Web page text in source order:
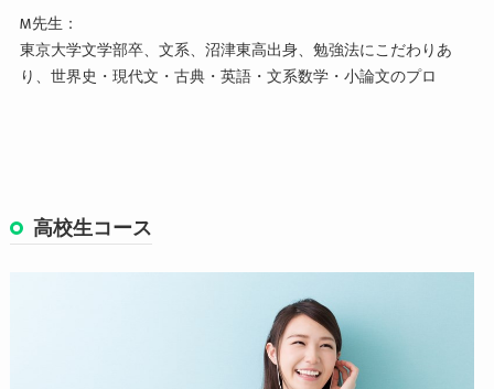
M先生：
東京大学文学部卒、文系、沼津東高出身、勉強法にこだわりあ
り、世界史・現代文・古典・英語・文系数学・小論文のプロ
高校生コース